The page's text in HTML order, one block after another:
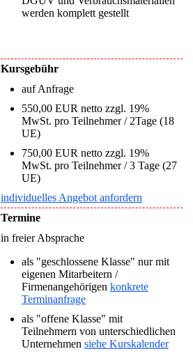
werden komplett gestellt
Kursgebühr
auf Anfrage
550,00 EUR netto zzgl. 19%
MwSt. pro Teilnehmer / 2Tage (18
UE)
750,00 EUR netto zzgl. 19%
MwSt. pro Teilnehmer / 3 Tage (27
UE)
individuelles Angebot anfordern
Termine
in freier Absprache
als "geschlossene Klasse" nur mit
eigenen Mitarbeitern /
Firmenangehörigen konkrete
Terminanfrage
als "offene Klasse" mit
Teilnehmern von unterschiedlichen
Unternehmen siehe Kurskalender